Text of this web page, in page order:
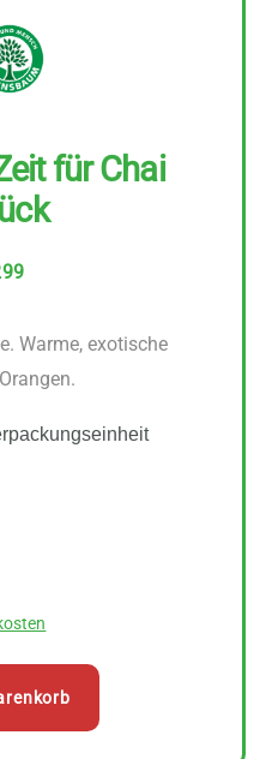
für Chai
Warme, exotische